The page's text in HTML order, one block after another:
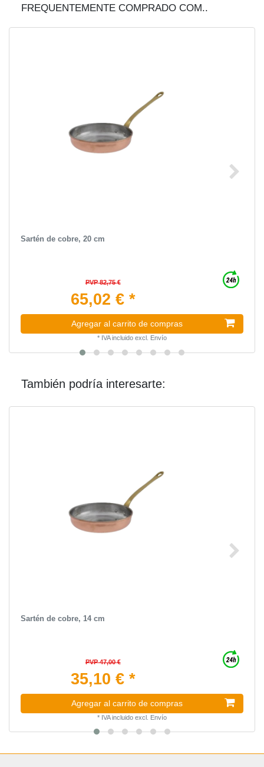
FREQUENTEMENTE COMPRADO COM..
Sartén de cobre, 20 cm
PVP 82,75 €
65,02 € *
Agregar al carrito de compras
* IVA incluido excl. Envío
También podría interesarte:
Sartén de cobre, 14 cm
PVP 47,00 €
35,10 € *
Agregar al carrito de compras
* IVA incluido excl. Envío